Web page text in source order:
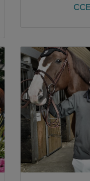
CCE